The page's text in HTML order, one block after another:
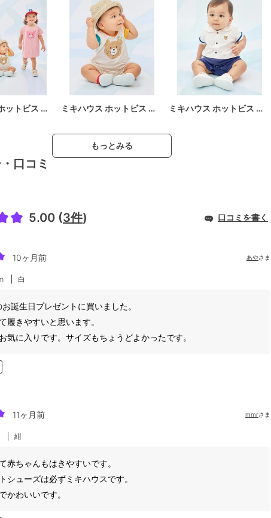
ットビス … ミキハウス ホットビス … ミキハウス ホットビス …
もっとみる
口コミ
5.00 (3件) 口コミを書く
10ヶ月前 あやさま
白
誕生日プレゼントに買いました。
履きやすいと思います。
気に入りです。サイズもちょうどよかったです。
11ヶ月前 mmrさま
紺
赤ちゃんもはきやすいです。
シューズは必ずミキハウスです。
かわいいです。